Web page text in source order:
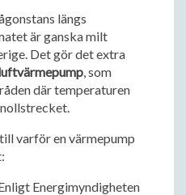
längs
är ganska milt
Det gör det extra
, som
där temperaturen
varför en värmepump
Energimyndigheten